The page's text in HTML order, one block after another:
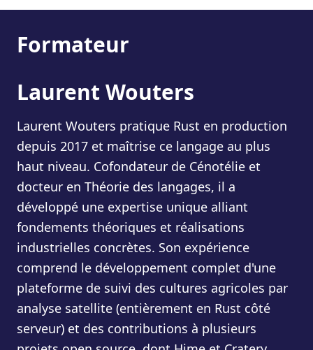
Formateur
Laurent Wouters
Laurent Wouters pratique Rust en production
depuis 2017 et maîtrise ce langage au plus
haut niveau. Cofondateur de Cénotélie et
docteur en Théorie des langages, il a
développé une expertise unique alliant
fondements théoriques et réalisations
industrielles concrètes. Son expérience
comprend le développement complet d'une
plateforme de suivi des cultures agricoles par
analyse satellite (entièrement en Rust côté
serveur) et des contributions à plusieurs